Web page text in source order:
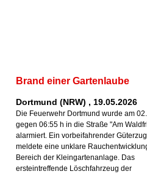
Brand einer Gartenlaube
Dortmund (NRW) , 19.05.2026
Die Feuerwehr Dortmund wurde am
gegen 06:55 h in die Straße "Am
alarmiert. Ein vorbeifahrender Güterzug
meldete eine unklare
Bereich der Kleingartenanlage. Das
ersteintreffende Löschfahrzeug der